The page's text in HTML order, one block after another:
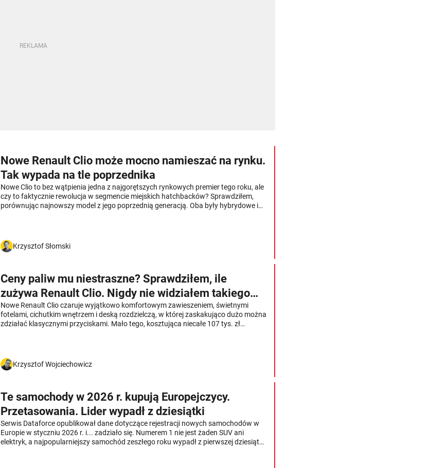
Nowe Renault Clio może mocno namieszać na rynku.
Tak wypada na tle poprzednika
Nowe Clio to bez wątpienia jedna z najgorętszych rynkowych premier tego roku, ale
czy to faktycznie rewolucja w segmencie miejskich hatchbacków? Sprawdziłem,
porównując najnowszy model z jego poprzednią generacją. Oba były hybrydowe i
Krzysztof Słomski
Ceny paliw mu niestraszne? Sprawdziłem, ile
zużywa Renault Clio. Nigdy nie widziałem takiego
wyniku
Nowe Renault Clio czaruje wyjątkowo komfortowym zawieszeniem, świetnymi
fotelami, cichutkim wnętrzem i deską rozdzielczą, w której zaskakująco dużo można
zdziałać klasycznymi przyciskami. Mało tego, kosztująca niecałe 107 tys. zł
widziałem takiego wyniku.
Krzysztof Wojciechowicz
Te samochody w 2026 r. kupują Europejczycy.
Przetasowania. Lider wypadł z dziesiątki
Serwis Dataforce opublikował dane dotyczące rejestracji nowych samochodów w
Europie w styczniu 2026 r. i... zadziało się. Numerem 1 nie jest żaden SUV ani
elektryk, a najpopularniejszy samochód zeszłego roku wypadł z pierwszej dziesiątki.